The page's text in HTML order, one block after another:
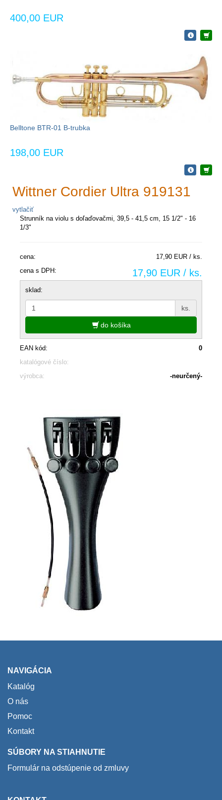
400,00 EUR
Belltone BTR-01 B-trubka
198,00 EUR
Wittner Cordier Ultra 919131
vytlačiť
Strunník na violu s doľaďovačmi, 39,5 - 41,5 cm, 15 1/2" - 16
1/3"
cena:
17,90 EUR / ks.
cena s DPH:
17,90 EUR / ks.
sklad:
ks.
do košíka
EAN kód:
0
katalógové číslo:
výrobca:
-neurčený-
NAVIGÁCIA
Katalóg
O nás
Pomoc
Kontakt
SÚBORY NA STIAHNUTIE
Formulár na odstúpenie od zmluvy